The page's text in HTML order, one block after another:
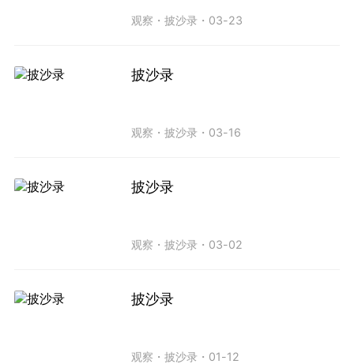
观察 ・披沙录 ・ 03-23
披沙录
观察 ・披沙录 ・ 03-16
披沙录
观察 ・披沙录 ・ 03-02
披沙录
观察 ・披沙录 ・ 01-12